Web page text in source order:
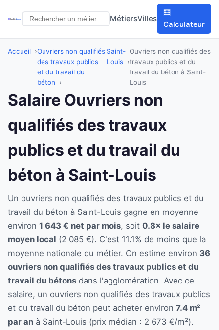
MétiersVilles
🧮
Calculateur
Accueil
Ouvriers non qualifiés
des travaux publics
et du travail du
béton
Saint-
Louis
Ouvriers non qualifiés des
travaux publics et du
travail du béton à Saint-
Louis
Salaire Ouvriers non
qualifiés des travaux
publics et du travail du
béton à Saint-Louis
Un ouvriers non qualifiés des travaux publics et du
travail du béton à Saint-Louis gagne en moyenne
environ 1 643 € net par mois, soit 0.8× le salaire
moyen local (2 085 €). C'est 11.1% de moins que la
moyenne nationale du métier. On estime environ 36
ouvriers non qualifiés des travaux publics et du
travail du bétons dans l'agglomération. Avec ce
salaire, un ouvriers non qualifiés des travaux publics
et du travail du béton peut acheter environ 7.4 m²
par an à Saint-Louis (prix médian : 2 673 €/m²).